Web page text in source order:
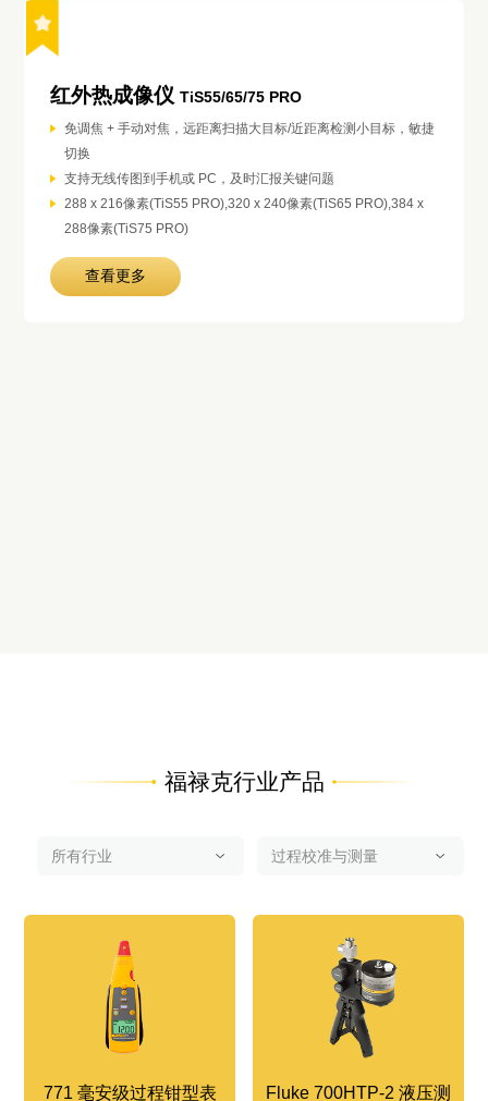
红外热成像仪 TiS55/65/75 PRO
免调焦 + 手动对焦，远距离扫描大目标/近距离检测小目标，敏捷
切换
支持无线传图到手机或 PC，及时汇报关键问题
288 x 216像素(TiS55 PRO),320 x 240像素(TiS65 PRO),384 x
288像素(TiS75 PRO)
查看更多
福禄克行业产品
771 毫安级过程钳型表 Fluke 700HTP-2 液压测